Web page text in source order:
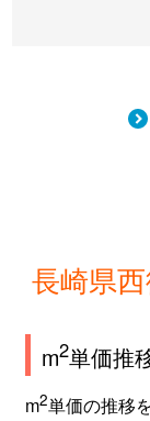
長崎県
m2単価推
m2単価の推移